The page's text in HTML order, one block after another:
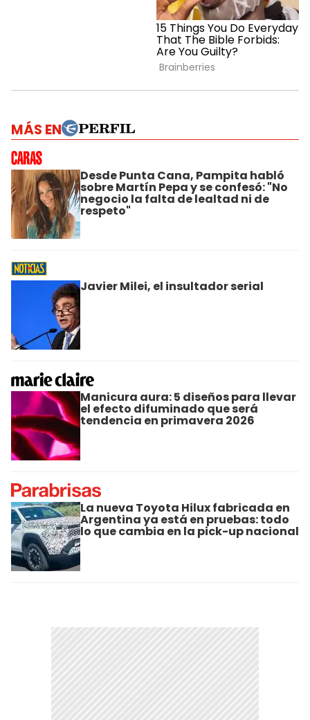
MÁS EN
Desde Punta Cana, Pampita habló
sobre Martín Pepa y se confesó: "No
negocio la falta de lealtad ni de
respeto"
Javier Milei, el insultador serial
Manicura aura: 5 diseños para llevar
el efecto difuminado que será
tendencia en primavera 2026
La nueva Toyota Hilux fabricada en
Argentina ya está en pruebas: todo
lo que cambia en la pick-up nacional